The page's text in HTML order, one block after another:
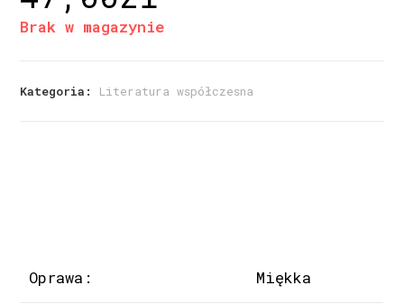
Brak w magazynie
Kategoria: Literatura współczesna
Oprawa: Miękka